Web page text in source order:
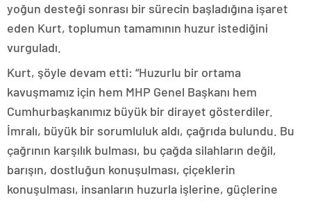
yoğun desteği sonrası bir sürecin başladığına işaret
eden Kurt, toplumun tamamının huzur istediğini
vurguladı.
Kurt, şöyle devam etti: “Huzurlu bir ortama
kavuşmamız için hem MHP Genel Başkanı hem
Cumhurbaşkanımız büyük bir dirayet gösterdiler.
İmralı, büyük bir sorumluluk aldı, çağrıda bulundu. Bu
çağrının karşılık bulması, bu çağda silahların değil,
barışın, dostluğun konuşulması, çiçeklerin
konuşulması, insanların huzurla işlerine, güçlerine